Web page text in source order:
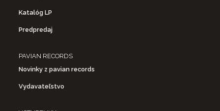
Katalóg LP
Predpredaj
PAVIAN RECORDS
Novinky z pavian records
Vydavateľstvo